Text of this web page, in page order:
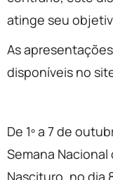
atinge seu
As
disponíveis no
De 1º a 7 de
Semana